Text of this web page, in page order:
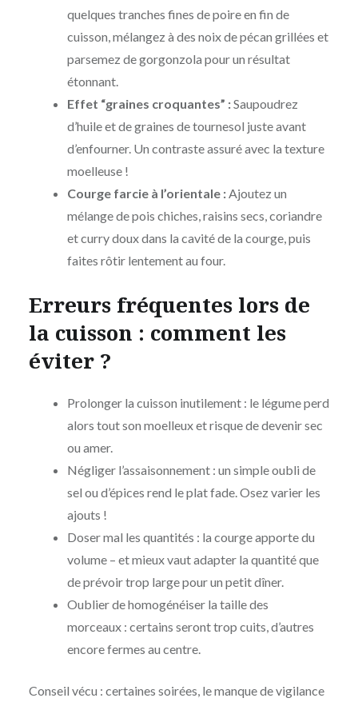
quelques tranches fines de poire en fin de
cuisson, mélangez à des noix de pécan grillées et
parsemez de gorgonzola pour un résultat
étonnant.
Effet “graines croquantes” :Saupoudrez
d’huile et de graines de tournesol juste avant
d’enfourner. Un contraste assuré avec la texture
moelleuse !
Courge farcie à l’orientale :Ajoutez un
mélange de pois chiches, raisins secs, coriandre
et curry doux dans la cavité de la courge, puis
faites rôtir lentement au four.
Erreurs fréquentes lors de
la cuisson : comment les
éviter ?
Prolonger la cuisson inutilement : le légume perd
alors tout son moelleux et risque de devenir sec
ou amer.
Négliger l’assaisonnement : un simple oubli de
sel ou d’épices rend le plat fade. Osez varier les
ajouts !
Doser mal les quantités : la courge apporte du
volume – et mieux vaut adapter la quantité que
de prévoir trop large pour un petit dîner.
Oublier de homogénéiser la taille des
morceaux : certains seront trop cuits, d’autres
encore fermes au centre.
Conseil vécu : certaines soirées, le manque de vigilance